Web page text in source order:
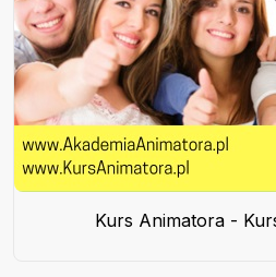
Kurs Animatora -